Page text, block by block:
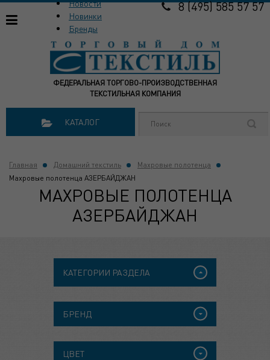
ФЕДЕРАЛЬНАЯ ТОРГОВО-ПРОИЗВОДСТВЕННАЯ
ТЕКСТИЛЬНАЯ КОМПАНИЯ
Новости
Новинки
Бренды
8 (495) 585 57 57
КАТАЛОГ
Главная Домашний текстиль
Махровые полотенца
Махровые полотенца АЗЕРБАЙДЖАН
МАХРОВЫЕ ПОЛОТЕНЦА
АЗЕРБАЙДЖАН
КАТЕГОРИИ РАЗДЕЛА
БРЕНД
ЦВЕТ